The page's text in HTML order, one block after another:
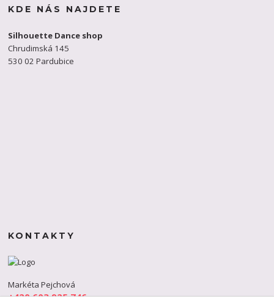
KDE NÁS NAJDETE
Silhouette Dance shop
Chrudimská 145
530 02 Pardubice
KONTAKTY
Markéta Pejchová
+420 603 925 746